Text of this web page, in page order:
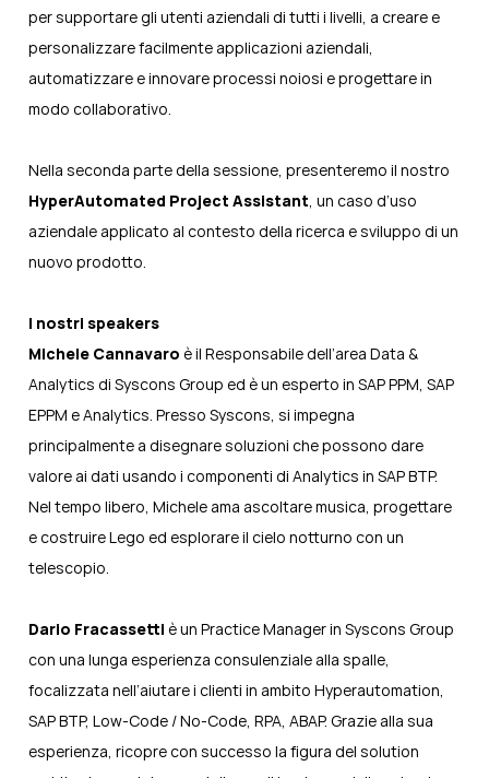
per supportare gli utenti aziendali di tutti i livelli, a creare e
personalizzare facilmente applicazioni aziendali,
automatizzare e innovare processi noiosi e progettare in
modo collaborativo.
Nella seconda parte della sessione, presenteremo il nostro
HyperAutomated Project Assistant, un caso d’uso
aziendale applicato al contesto della ricerca e sviluppo di un
nuovo prodotto.
I nostri speakers
Michele Cannavaro è il Responsabile dell’area Data &
Analytics di Syscons Group ed è un esperto in SAP PPM, SAP
EPPM e Analytics. Presso Syscons, si impegna
principalmente a disegnare soluzioni che possono dare
valore ai dati usando i componenti di Analytics in SAP BTP.
Nel tempo libero, Michele ama ascoltare musica, progettare
e costruire Lego ed esplorare il cielo notturno con un
telescopio.
Dario Fracassetti è un Practice Manager in Syscons Group
con una lunga esperienza consulenziale alla spalle,
focalizzata nell’aiutare i clienti in ambito Hyperautomation,
SAP BTP, Low-Code / No-Code, RPA, ABAP. Grazie alla sua
esperienza, ricopre con successo la figura del solution